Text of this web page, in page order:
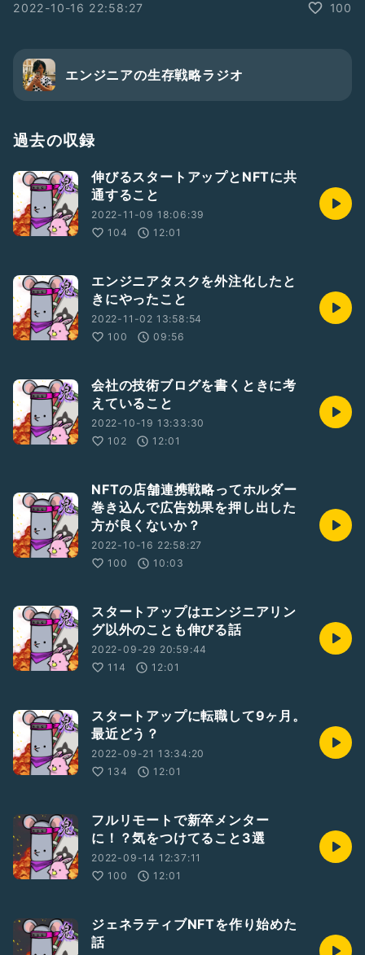
2022-10-16 22:58:27
100
エンジニアの生存戦略ラジオ
過去の収録
伸びるスタートアップとNFTに共
通すること
2022-11-09 18:06:39
104
12:01
エンジニアタスクを外注化したと
きにやったこと
2022-11-02 13:58:54
100
09:56
会社の技術ブログを書くときに考
えていること
2022-10-19 13:33:30
102
12:01
NFTの店舗連携戦略ってホルダー
巻き込んで広告効果を押し出した
方が良くないか？
2022-10-16 22:58:27
100
10:03
スタートアップはエンジニアリン
グ以外のことも伸びる話
2022-09-29 20:59:44
114
12:01
スタートアップに転職して9ヶ月。
最近どう？
2022-09-21 13:34:20
134
12:01
フルリモートで新卒メンター
に！？気をつけてること3選
2022-09-14 12:37:11
100
12:01
ジェネラティブNFTを作り始めた
話